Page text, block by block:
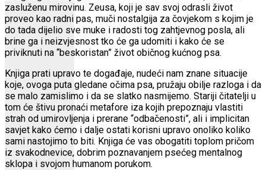
zasluženu mirovinu. Zeusa, koji je sav svoj odrasli život
proveo kao radni pas, muči nostalgija za čovjekom s kojim je
do tada dijelio sve muke i radosti tog zahtjevnog posla, ali
brine ga i neizvjesnost tko će ga udomiti i kako će se
priviknuti na “beskoristan” život običnog kućnog psa.
Knjiga prati upravo te događaje, nudeći nam znane situacije
koje, ovoga puta gledane očima psa, pružaju obilje razloga i da
se malo zamislimo i da se slatko nasmijemo. Stariji čitatelji u
tom će štivu pronaći metafore iza kojih prepoznaju vlastiti
strah od umirovljenja i prerane “odbačenosti”, ali i implicitan
savjet kako ćemo i dalje ostati korisni upravo onoliko koliko
sami nastojimo to biti. Knjiga će vas obogatiti toplom pričom
iz svakodnevice, dobrim poznavanjem psećeg mentalnog
sklopa i svojom humanom porukom.